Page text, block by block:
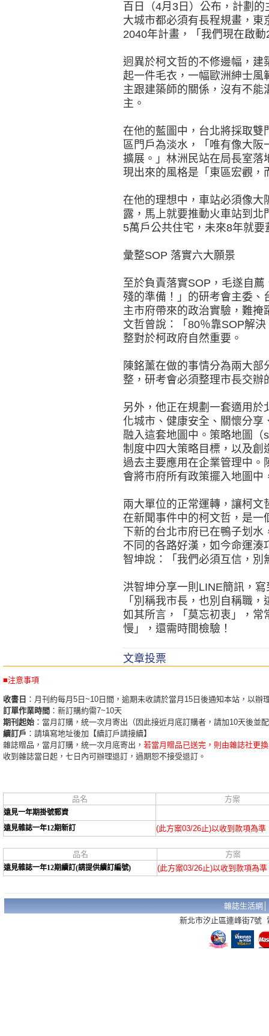
百日（4月3日）公布，計劃
大城市都必須有長程規畫，
2040年計畫，「我們現在啟
迥異於柯文哲的不修邊幅，建
起一件毛衣，一幅歐洲紳士風
主跟建築師的關係，沒有不
主。
在他的藍圖中，台北將採取雙
區門戶為淡水，「唯有像大
擴展。」林洲民站在局長室落
現出來的風格是「東區宏觀，
在他的理想中，車站必須像大
露，馬上就要推動火車站到
5萬戶公共住宅，未來8年就
彙整SOP 落實六大願景
至於負責落實SOP，毛遂自
殘的準備！」的研考會主委、
主市府帶來的政治實驗，難
文哲曾說：「80％靠SOP解
整對於柯政府自然重要。
陳銘薰在做的事情分為兩大
整，研考會必須整理市長交辦
另外，他正在規劃一套適用
化城市、健康安全、關懷分享
融入這套地圖中。策略地圖
制度中四大策略目標，以及創
過去主要應用在企業管理中。
會將市府所有政策擺入地圖中
兩大單位的正常運轉，讓柯
在新聞事件中的柯文哲，是一
下新的台北市府已在鴨子划
不同的各路好漢，如今命運
智坤說：「我們必須互信，別
洪智坤分享一則LINE簡訊，
「別稱我市長，也別自稱職
如其所言，「莫忘初衷」，常
慢」，還需時間檢驗！
文章投票
■注意事項
收書日 ：月刊約每月5日~10日間，逾期未收請於當月15日後通知本站，以辦
訂單作業時間 ：新訂購約需7~10天
期刊起始 ：當月訂購，統一次月寄出（因此接近月底訂購者，請加10天後並
續訂戶 ：請填寫地址後加【續訂戶請接續】
雜誌贈品，當月訂購，統一次月底寄出， 若當月贈品已送完，則由雜誌社更
收到雜誌當日起，七日內可辦理退訂，過期恕不接受退訂。
品名 方案
遠見一年期掛號郵資
遠見雜誌一年12期新訂
(此方案03/26止)以收到款項為準
品名 方案
遠見雜誌一年12期續訂(請提供續訂編號) (此方案03/26止)以收到款項為準
雜誌生活網
新北市汐止區連峰街7號